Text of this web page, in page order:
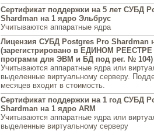
Сертификат поддержки на 5 лет СУБД
Shardman на 1 ядро Эльбрус
Учитываются аппаратные ядра
Лицензия СУБД Postgres Pro Shardman
(зарегистрировано в ЕДИНОМ РЕЕСТРЕ
программ для ЭВМ и БД под рег. № 104)
Учитываются аппаратные ядра или
выделенные виртуальному серверу.
месяцев входит в стоимость.
Сертификат поддержки на 1 год СУБД
Shardman на 1 ядро ARM
Учитываются аппаратные ядра или
выделенные виртуальному серверу